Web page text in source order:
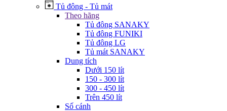
Tủ đông - Tủ mát
Theo hãng
Tủ đông SANAKY
Tủ đông FUNIKI
Tủ đông LG
Tủ mát SANAKY
Dung tích
Dưới 150 lít
150 - 300 lít
300 - 450 lít
Trên 450 lít
Số cánh